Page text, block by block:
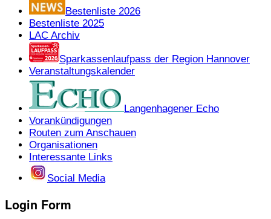
Bestenliste 2026
Bestenliste 2025
LAC Archiv
Sparkassenlaufpass der Region Hannover
Veranstaltungskalender
Langenhagener Echo
Vorankündigungen
Routen zum Anschauen
Organisationen
Interessante Links
Social Media
Login Form